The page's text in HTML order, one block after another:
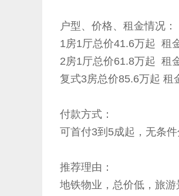
户型、价格、租金情况：
1房1厅总价41.6万起 租
2房1厅总价61.8万起 租
复式3房总价85.6万起 租
付款方式：
可首付3到5成起，无条
推荐理由：
地铁物业，总价低，旅